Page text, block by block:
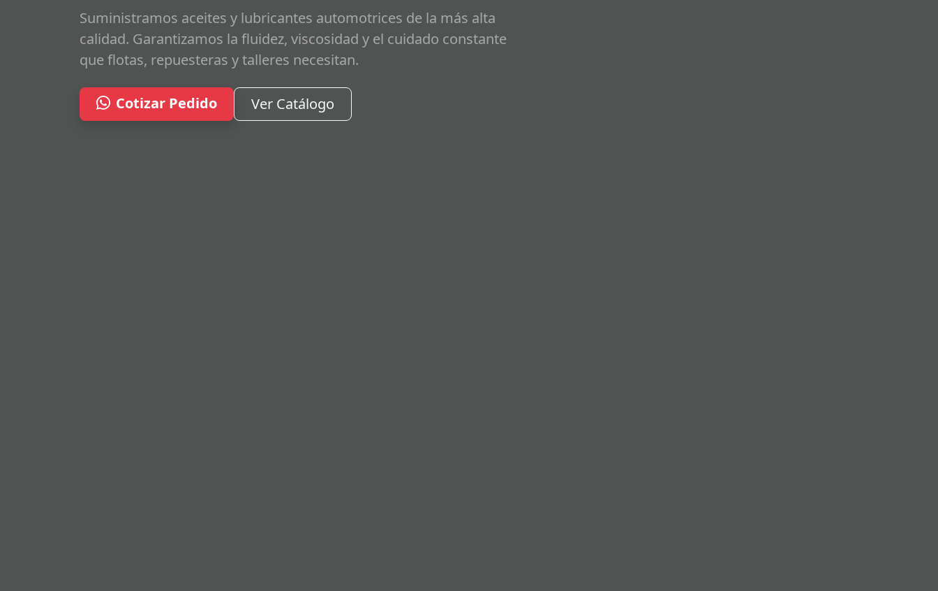
Suministramos aceites y lubricantes automotrices de la más alta
calidad. Garantizamos la fluidez, viscosidad y el cuidado constante
que flotas, repuesteras y talleres necesitan.
Cotizar Pedido Ver Catálogo